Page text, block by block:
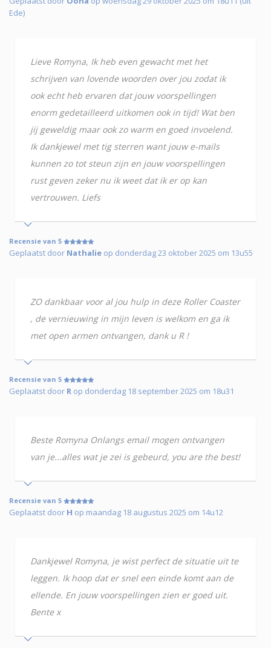
Ede)
Lieve Romyna, Ik heb even gewacht met het
schrijven van lovende woorden over jou zodat ik
ook echt heb ervaren dat jouw voorspellingen
enorm gedetailleerd uitkomen ook in tijd! Wat ben
jij geweldig maar ook zo warm en goed invoelend.
Ik dankjewel met tig sterren want jouw e-mails
kunnen zo tot steun zijn en jouw voorspellingen
rust geven zeker nu ik weet dat ik er op kan
vertrouwen. Liefs
Recensie van 5
Geplaatst door Nathalie op donderdag 23 oktober 2025 om 13u55
ZO dankbaar voor al jou hulp in deze Roller Coaster
, de vernieuwing in mijn leven is welkom en ga ik
met open armen ontvangen, dank u R !
Recensie van 5
Geplaatst door R op donderdag 18 september 2025 om 18u31
Beste Romyna Onlangs email mogen ontvangen
van je...alles wat je zei is gebeurd, you are the best!
Recensie van 5
Geplaatst door H op maandag 18 augustus 2025 om 14u12
Dankjewel Romyna, je wist perfect de situatie uit te
leggen. Ik hoop dat er snel een einde komt aan de
ellende. En jouw voorspellingen zien er goed uit.
Bente x